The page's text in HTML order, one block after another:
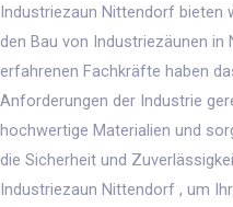
Industriezaun Nittendorf bieten
den Bau von Industriezäunen in
erfahrenen Fachkräfte haben
Anforderungen der Industrie
hochwertige Materialien und
die Sicherheit und
Industriezaun Nittendorf , um